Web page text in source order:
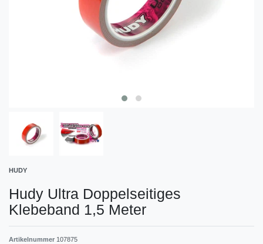
HUDY
Hudy Ultra Doppelseitiges
Klebeband 1,5 Meter
Artikelnummer 107875